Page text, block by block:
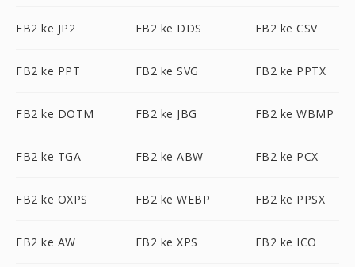
FB2 ke JP2 FB2 ke DDS FB2 ke CSV
FB2 ke PPT FB2 ke SVG FB2 ke PPTX
FB2 ke DOTM FB2 ke JBG FB2 ke WBMP
FB2 ke TGA FB2 ke ABW FB2 ke PCX
FB2 ke OXPS FB2 ke WEBP FB2 ke PPSX
FB2 ke AW FB2 ke XPS FB2 ke ICO